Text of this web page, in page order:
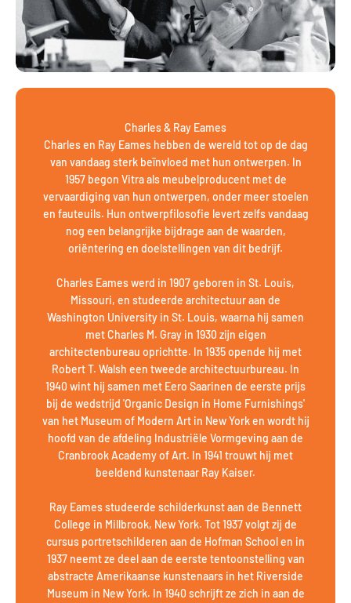
Charles & Ray Eames
Charles en Ray Eames hebben de wereld tot op de dag
van vandaag sterk beïnvloed met hun ontwerpen. In
1957 begon Vitra als meubelproducent met de
vervaardiging van hun ontwerpen, onder meer stoelen
en fauteuils. Hun ontwerpfilosofie levert zelfs vandaag
nog een belangrijke bijdrage aan de waarden,
oriëntering en doelstellingen van dit bedrijf.
Charles Eames werd in 1907 geboren in St. Louis,
Missouri, en studeerde architectuur aan de
Washington University in St. Louis, waarna hij samen
met Charles M. Gray in 1930 zijn eigen
architectenbureau oprichtte. In 1935 opende hij met
Robert T. Walsh een tweede architectuurbureau. In
1940 wint hij samen met Eero Saarinen de eerste prijs
bij de wedstrijd 'Organic Design in Home Furnishings'
van het Museum of Modern Art in New York en wordt hij
hoofd van de afdeling Industriële Vormgeving aan de
Cranbrook Academy of Art. In 1941 trouwt hij met
beeldend kunstenaar Ray Kaiser.
Ray Eames studeerde schilderkunst aan de Bennett
College in Millbrook, New York. Tot 1937 volgt zij de
cursus portretschilderen aan de Hofman School en in
1937 neemt ze deel aan de eerste tentoonstelling van
abstracte Amerikaanse kunstenaars in het Riverside
Museum in New York. In 1940 schrijft ze zich in aan de